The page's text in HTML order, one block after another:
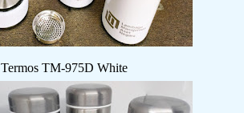
Termos TM-975D White